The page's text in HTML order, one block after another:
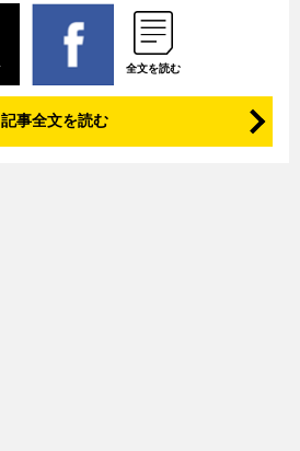
全文を読む
記事全文を読む